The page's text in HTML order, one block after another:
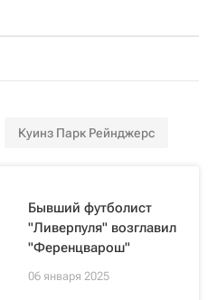
Куинз Парк Рейнджерс
Бывший футболист
"Ливерпуля" возглавил
"Ференцварош"
06 января 2025